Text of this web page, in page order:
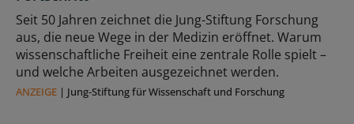
Seit 50 Jahren zeichnet die Jung-Stiftung Forschung
aus, die neue Wege in der Medizin eröffnet. Warum
wissenschaftliche Freiheit eine zentrale Rolle spielt –
und welche Arbeiten ausgezeichnet werden.
ANZEIGE | Jung-Stiftung für Wissenschaft und Forschung